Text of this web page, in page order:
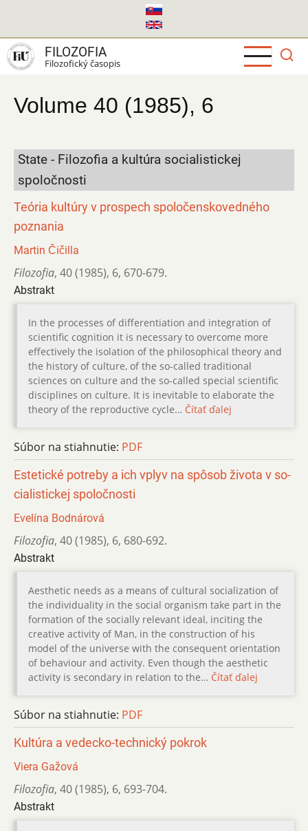
hlavný
obsah
FILOZOFIA
Filozofický časopis
Volume 40 (1985), 6
State - Filozofia a kultúra socialistickej
spoločnosti
Teória kultúry v prospech spoločenskovedného
poznania
Martin Čičilla
Filozofia, 40 (1985), 6, 670-679.
Abstrakt
In the processes of differentiation and integration of
scientific cognition it is necessary to overcome more
effectively the isolation of the philosophical theory and
the history of culture, of the so-called traditional
sciences on culture and the so-called special scientific
disciplines on culture. It is inevitable to elaborate the
theory of the reproductive cycle… Čítať ďalej
Súbor na stiahnutie: PDF
Estetické potreby a ich vplyv na spôsob života v so­
cialistickej spoločnosti
Evelína Bodnárová
Filozofia, 40 (1985), 6, 680-692.
Abstrakt
Aesthetic needs as a means of cultural socialization of
the individuality in the social organism take part in the
formation of the socially relevant ideal, inciting the
creative activity of Man, in the construction of his
model of the universe with the consequent orientation
of behaviour and activity. Even though the aesthetic
activity is secondary in relation to the… Čítať ďalej
Súbor na stiahnutie: PDF
Kultúra a vedecko-technický pokrok
Viera Gažová
Filozofia, 40 (1985), 6, 693-704.
Abstrakt